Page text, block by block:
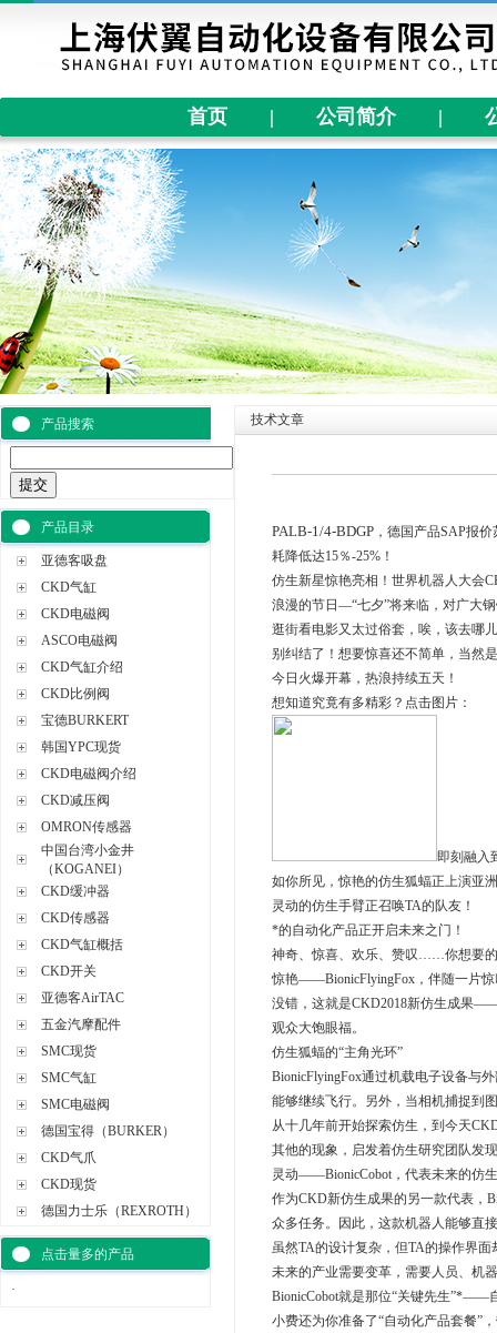
首页 | 公司简介 |
产品搜索
产品目录
亚德客吸盘
CKD气缸
CKD电磁阀
ASCO电磁阀
CKD气缸介绍
CKD比例阀
宝德BURKERT
韩国YPC现货
CKD电磁阀介绍
CKD减压阀
OMRON传感器
中国台湾小金井
（KOGANEI）
CKD缓冲器
CKD传感器
CKD气缸概括
CKD开关
亚德客AirTAC
五金汽摩配件
SMC现货
SMC气缸
SMC电磁阀
德国宝得（BURKER）
CKD气爪
CKD现货
德国力士乐（REXROTH）
点击量多的产品
·
技术文章
PALB-1/4-BDGP，德国产品SAP报价
耗降低达15％-25%！
仿生新星惊艳亮相！世界机器人大会
浪漫的节日—“七夕”将来临，对广大
逛街看电影又太过俗套，唉，该去哪
别纠结了！想要惊喜还不简单，当然
今日火爆开幕，热浪持续五天！
想知道究竟有多精彩？点击图片：
即刻融入
如你所见，惊艳的仿生狐蝠正上演亚
灵动的仿生手臂正召唤TA的队友！
*的自动化产品正开启未来之门！
神奇、惊喜、欢乐、赞叹……你想要
惊艳——BionicFlyingFox，伴随一片惊
没错，这就是CKD2018新仿生成果
观众大饱眼福。
仿生狐蝠的“主角光环”
BionicFlyingFox通过机载电子设备与
能够继续飞行。另外，当相机捕捉到
从十几年前开始探索仿生，到今天
其他的现象，启发着仿生研究团队发
灵动——BionicCobot，代表未来的仿
作为CKD新仿生成果的另一款代表，
众多任务。因此，这款机器人能够直
虽然TA的设计复杂，但TA的操作界
未来的产业需要变革，需要人员、机
BionicCobot就是那位“关键先生”*——
小费还为你准备了“自动化产品套餐”